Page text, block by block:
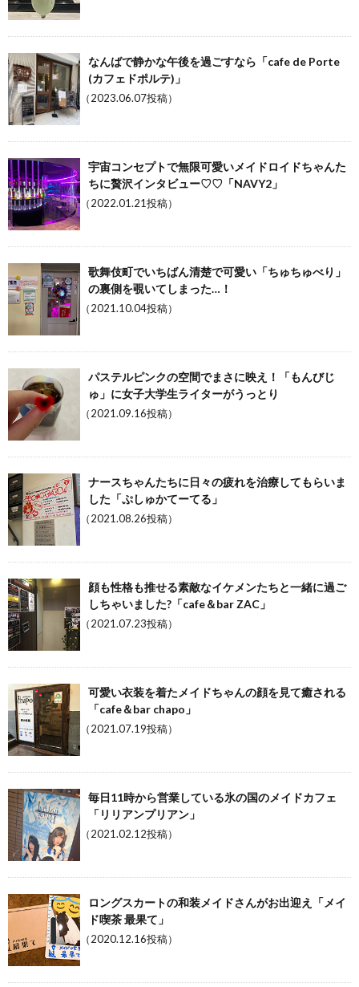
なんばで静かな午後を過ごすなら「cafe de Porte
(カフェドポルテ)」
（2023.06.07投稿）
宇宙コンセプトで無限可愛いメイドロイドちゃんた
ちに贅沢インタビュー♡♡「NAVY2」
（2022.01.21投稿）
歌舞伎町でいちばん清楚で可愛い「ちゅちゅべり」
の裏側を覗いてしまった…！
（2021.10.04投稿）
パステルピンクの空間でまさに映え！「もんびじ
ゅ」に女子大学生ライターがうっとり
（2021.09.16投稿）
ナースちゃんたちに日々の疲れを治療してもらいま
した「ぷしゅかてーてる」
（2021.08.26投稿）
顔も性格も推せる素敵なイケメンたちと一緒に過ご
しちゃいました?「cafe＆bar ZAC」
（2021.07.23投稿）
可愛い衣装を着たメイドちゃんの顔を見て癒される
「cafe＆bar chapo」
（2021.07.19投稿）
毎日11時から営業している氷の国のメイドカフェ
「リリアンプリアン」
（2021.02.12投稿）
ロングスカートの和装メイドさんがお出迎え「メイ
ド喫茶 最果て」
（2020.12.16投稿）